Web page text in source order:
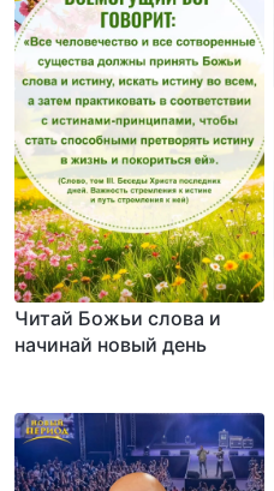
Читай Божьи слова и
начинай новый день